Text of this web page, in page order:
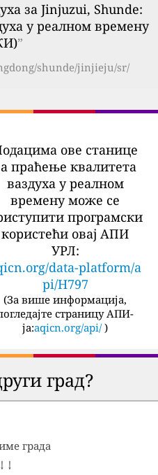
за Jinjuzui, Shunde:
у реалном времену
”
shunde/jinjieju/sr/
ове станице
праћење квалитета
ваздуха у реалном
времену може се
програмски
користећи овај АПИ
УРЛ:
data-platform/a
pi/H797
(За више информација,
страницу АПИ-
ја:aqicn.org/api/ )
град?
града
↓